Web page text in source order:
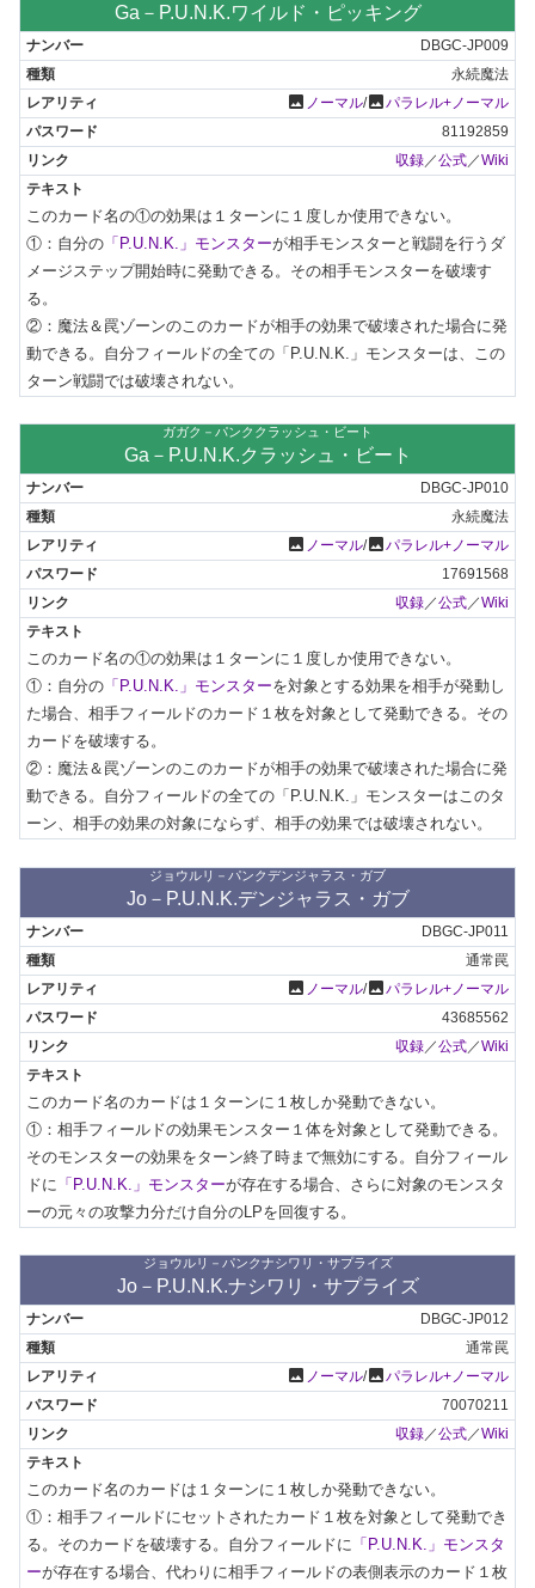
Ga－P.U.N.K.ワイルド・ピッキング
DBGC-JP009
永続魔法
photo ノーマル/photoパラレル+ノーマル
81192859
収録／公式／Wiki
このカード名の①の効果は１ターンに１度しか使用できない。
①：自分の 「P.U.N.K.」モンスターが相手モンスターと戦闘を行うダ
メージステップ開始時に発動できる。その相手モンスターを破壊す
る。
②：魔法＆罠ゾーンのこのカードが相手の効果で破壊された場合に発
動できる。自分フィールドの全ての「P.U.N.K.」モンスターは、この
ターン戦闘では破壊されない。
ガガク－パンククラッシュ・ビート
Ga－P.U.N.K.クラッシュ・ビート
DBGC-JP010
永続魔法
photo ノーマル/photoパラレル+ノーマル
17691568
収録／公式／Wiki
このカード名の①の効果は１ターンに１度しか使用できない。
①：自分の 「P.U.N.K.」モンスターを対象とする効果を相手が発動し
た場合、相手フィールドのカード１枚を対象として発動できる。その
カードを破壊する。
②：魔法＆罠ゾーンのこのカードが相手の効果で破壊された場合に発
動できる。自分フィールドの全ての「P.U.N.K.」モンスターはこのタ
ーン、相手の効果の対象にならず、相手の効果では破壊されない。
ジョウルリ－パンクデンジャラス・ガブ
Jo－P.U.N.K.デンジャラス・ガブ
DBGC-JP011
通常罠
photo ノーマル/photoパラレル+ノーマル
43685562
収録 ／公式 ／Wiki
このカード名のカードは１ターンに１枚しか発動できない。
①：相手フィールドの効果モンスター１体を対象として発動できる。
そのモンスターの効果をターン終了時まで無効にする。自分フィール
ドに 「P.U.N.K.」モンスターが存在する場合、さらに対象のモンスタ
ーの元々の攻撃力分だけ自分のLPを回復する。
ジョウルリ－パンクナシワリ・サプライズ
Jo－P.U.N.K.ナシワリ・サプライズ
DBGC-JP012
通常罠
photo ノーマル/photoパラレル+ノーマル
70070211
収録／公式／Wiki
このカード名のカードは１ターンに１枚しか発動できない。
①：相手フィールドにセットされたカード１枚を対象として発動でき
る。そのカードを破壊する。自分フィールドに 「P.U.N.K.」モンスタ
ーが存在する場合、代わりに相手フィールドの表側表示のカード１枚